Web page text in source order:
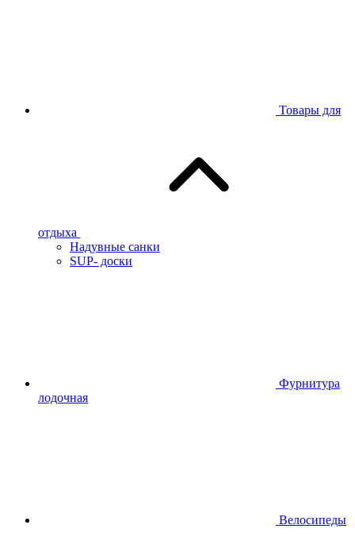
Товары для
отдыха
Надувные санки
SUP- доски
Фурнитура
лодочная
Велосипеды